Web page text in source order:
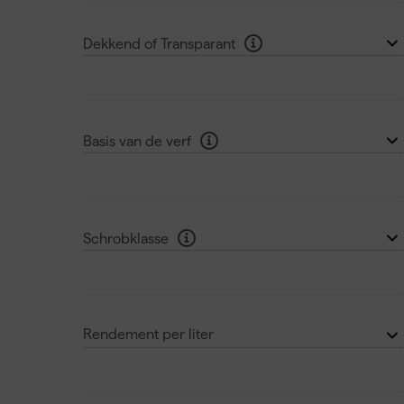
Dekkend of Transparant
Basis van de verf
Schrobklasse
Rendement per liter